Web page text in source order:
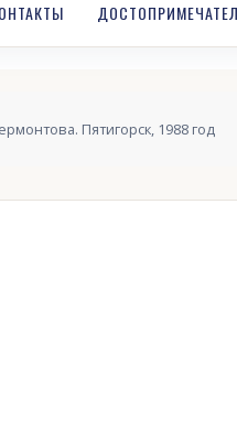
Пятигорск, 1988 год